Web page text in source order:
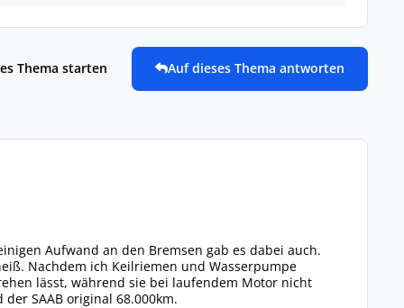
Thema starten Auf dieses Thema antworten
Aufwand an den Bremsen gab es dabei auch.
Nachdem ich Keilriemen und Wasserpumpe
lässt, während sie bei laufendem Motor nicht
SAAB original 68.000km.